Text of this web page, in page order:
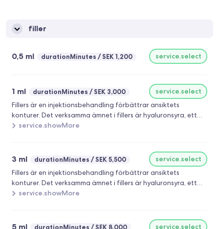
filler
0,5 ml durationMinutes SEK 1,200 service.select
1 ml durationMinutes SEK 3,000
service.select
Fillers är en injektionsbehandling förbättrar ansiktets
konturer. Det verksamma ämnet i fillers är hyaluronsyra, ett
ämne som även finns naturligt i kroppen Fillers är en
hudföryngring. Det olika fillers har gemensamt är att dom
består av hyaluronsyra och ger ett naturligt skönhetslyft med
material som finns naturligt i kroppen. Hyaluronsyran är en
bindvävssubstans som finns naturligt i vår hud och har en
stark vattenbindande förmåga, vilket ger volym till
ansiktets konturer med hjälp av hyaluronsyra, ett ämne som
service.showMore
3 ml durationMinutes SEK 5,500
service.select
Fillers är en injektionsbehandling förbättrar ansiktets
konturer. Det verksamma ämnet i fillers är hyaluronsyra, ett
ämne som även finns naturligt i kroppen Fillers är en
hudföryngring. Det olika fillers har gemensamt är att dom
service.showMore
5 ml durationMinutes SEK 8,000
service.select